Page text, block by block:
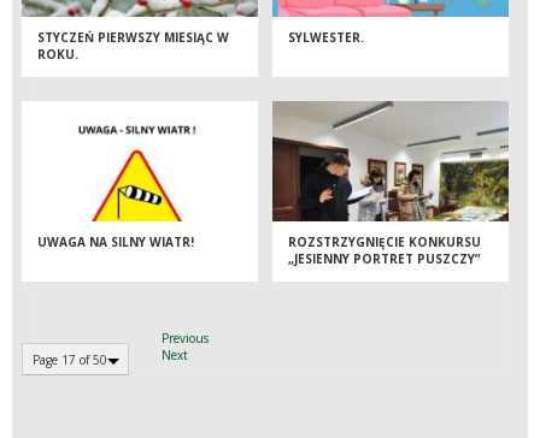
STYCZEŃ PIERWSZY MIESIĄC W
ROKU.
SYLWESTER.
UWAGA NA SILNY WIATR!
ROZSTRZYGNIĘCIE KONKURSU
„JESIENNY PORTRET PUSZCZY”
Page 17 of 50
Previous
Next